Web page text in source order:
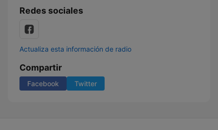
Redes sociales
Actualiza esta información de radio
Compartir
Facebook Twitter